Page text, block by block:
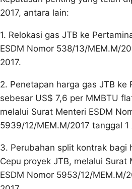
2017, antara lain:
1. Relokasi gas JTB ke
ESDM Nomor 538/13/MEM.M/
2017.
2. Penetapan harga gas JTB ke
sebesar US$ 7,6 per MMBTU
melalui Surat Menteri ESDM
5939/12/MEM.M/2017 tanggal 1
3. Perubahan split kontrak bagi
Cepu proyek JTB, melalui Surat
ESDM Nomor 5953/12/MEM.M/